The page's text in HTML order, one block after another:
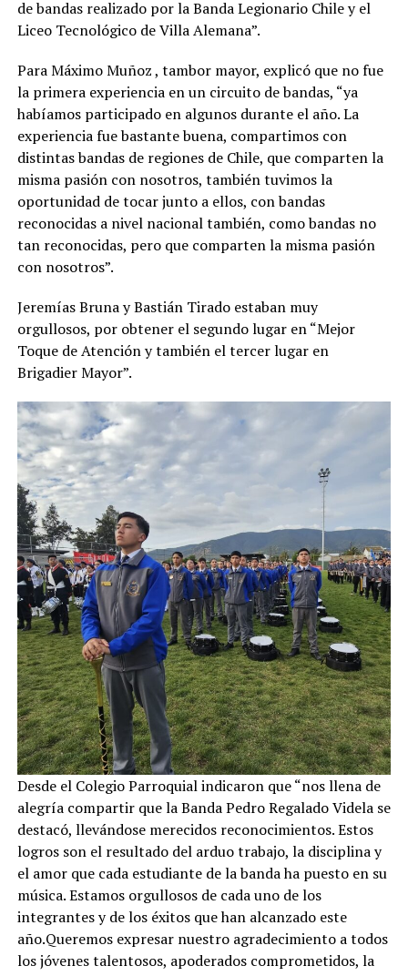
de bandas realizado por la Banda Legionario Chile y el
Liceo Tecnológico de Villa Alemana”.
Para Máximo Muñoz , tambor mayor, explicó que no fue
la primera experiencia en un circuito de bandas, “ya
habíamos participado en algunos durante el año. La
experiencia fue bastante buena, compartimos con
distintas bandas de regiones de Chile, que comparten la
misma pasión con nosotros, también tuvimos la
oportunidad de tocar junto a ellos, con bandas
reconocidas a nivel nacional también, como bandas no
tan reconocidas, pero que comparten la misma pasión
con nosotros”.
Jeremías Bruna y Bastián Tirado estaban muy
orgullosos, por obtener el segundo lugar en “Mejor
Toque de Atención y también el tercer lugar en
Brigadier Mayor”.
Desde el Colegio Parroquial indicaron que “nos llena de
alegría compartir que la Banda Pedro Regalado Videla se
destacó, llevándose merecidos reconocimientos. Estos
logros son el resultado del arduo trabajo, la disciplina y
el amor que cada estudiante de la banda ha puesto en su
música. Estamos orgullosos de cada uno de los
integrantes y de los éxitos que han alcanzado este
año.Queremos expresar nuestro agradecimiento a todos
los jóvenes talentosos, apoderados comprometidos, la